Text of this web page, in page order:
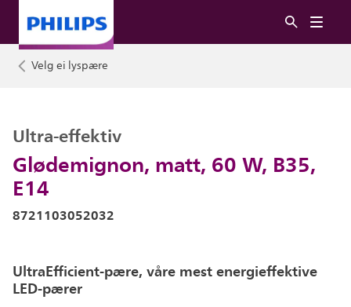
Velg ei lyspære
Glødemignon, matt, 60 W, B35,
E14
Ultra-effektiv
8721103052032
UltraEfficient-pære, våre mest energieffektive
LED-pærer